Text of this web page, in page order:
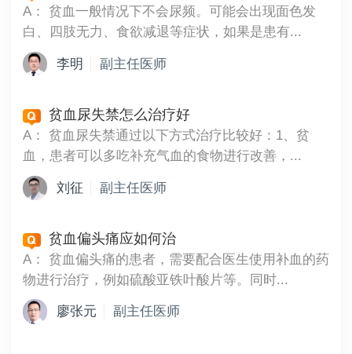
A：
贫血一般情况下不会尿频。可能会出现面色发
白、四肢无力、食欲减退等症状，如果是患有...
李明 副主任医师
贫血尿失禁怎么治疗好
A：
贫血尿失禁通过以下方式治疗比较好：1、贫
血，患者可以多吃补充气血的食物进行改善，...
刘征 副主任医师
贫血偏头痛应如何治
A：
贫血偏头痛的患者，需要配合医生使用补血的药
物进行治疗，例如硫酸亚铁叶酸片等。同时...
廖张元 副主任医师